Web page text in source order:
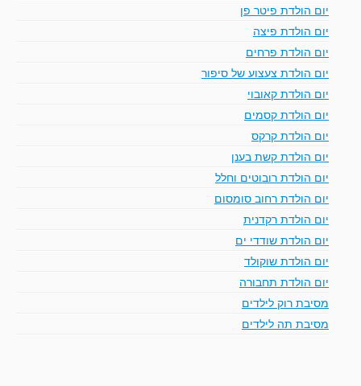
יום הולדת פיטר פן
יום הולדת פיצה
יום הולדת פרחים
יום הולדת צעצוע של סיפור
יום הולדת קאובוי
יום הולדת קסמים
יום הולדת קרקס
יום הולדת קשת בענן
יום הולדת רובוטים וחלל
יום הולדת רחוב סומסום
יום הולדת רקדנית
יום הולדת שודדי ים
יום הולדת שוקולד
יום הולדת תחבורה
מסיבת רוק לילדים
מסיבת תה לילדים